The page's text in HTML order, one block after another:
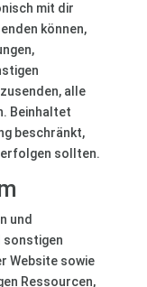
mit dir
können,
alle
Beinhaltet
beschränkt,
sollten.
und
sonstigen
Website sowie
Ressourcen,